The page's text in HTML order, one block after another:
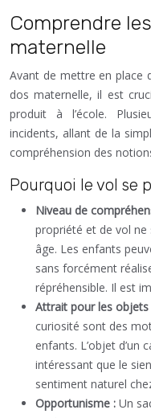
Comprendre
maternelle
Avant de mettre en place
dos maternelle, il est
produit à l’école.
incidents, allant de la
compréhension des
Pourquoi le vol se
Niveau de
propriété et de vol
âge. Les enfants
sans forcément
répréhensible. Il est
Attrait pour les objets
curiosité sont des
enfants. L’objet d’un
intéressant que le
sentiment naturel
Opportunisme : Un